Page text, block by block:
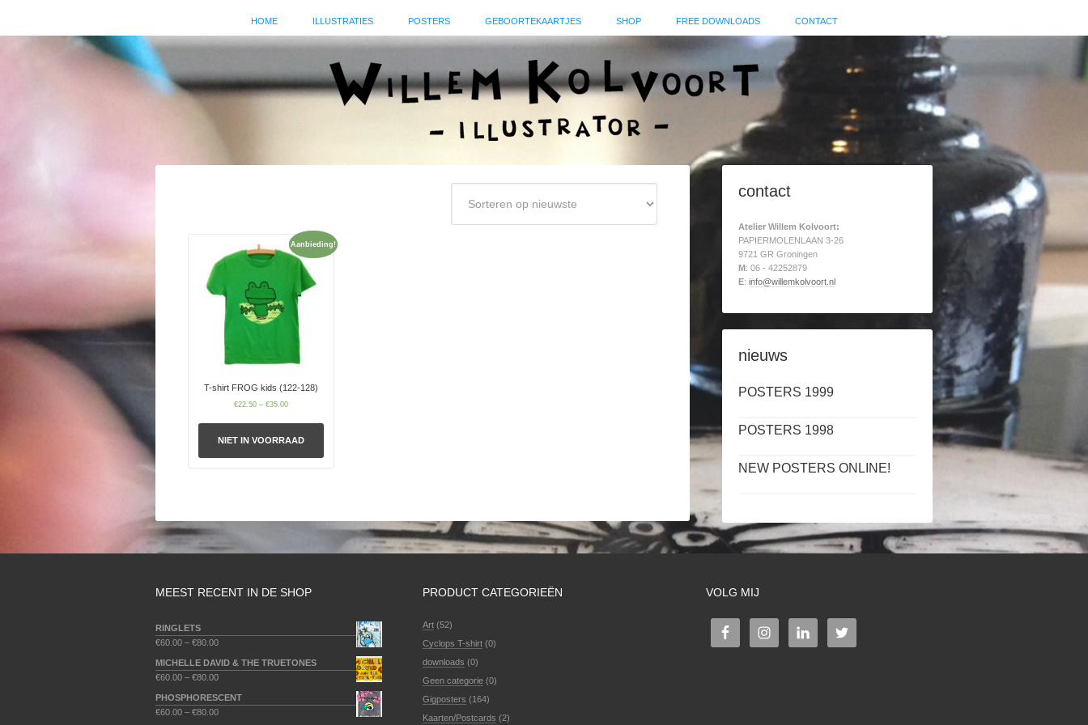
HOME ILLUSTRATIES POSTERS GEBOORTEKAARTJES SHOP FREE DOWNLOADS CONTACT
Aanbieding!
T-shirt FROG kids (122-128)
€22.50– €35.00
NIET IN VOORRAAD
contact
Atelier Willem Kolvoort:
PAPIERMOLENLAAN 3-26
9721 GR Groningen
M: 06 - 42252879
E: info@willemkolvoort.nl
nieuws
POSTERS 1999
POSTERS 1998
NEW POSTERS ONLINE!
MEEST RECENT IN DE SHOP
RINGLETS
€60.00 – €80.00
MICHELLE DAVID & THE TRUETONES
€60.00 – €80.00
PHOSPHORESCENT
€60.00 – €80.00
PRODUCT CATEGORIEËN
Art (52)
Cyclops T-shirt (0)
downloads (0)
Geen categorie (0)
Gigposters (164)
Kaarten/Postcards (2)
VOLG MIJ